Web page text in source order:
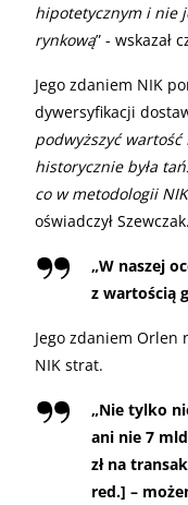
hipotetycznym i nie
rynkową” - wskazał
Jego zdaniem NIK
dywersyfikacji
podwyższyć
historycznie była
co w metodologii
oświadczył Szewczak.
„W naszej
z wartością
Jego zdaniem Orlen
NIK strat.
„Nie tylko
ani nie 7
zł na
red.] –